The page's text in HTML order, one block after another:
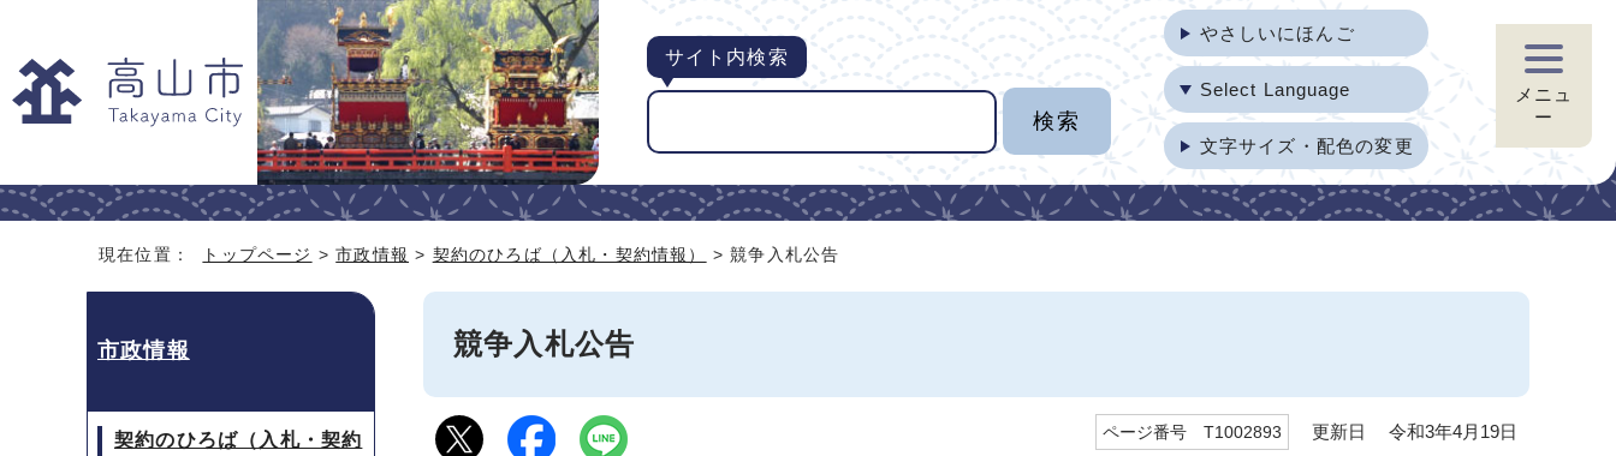
サイト内検索
やさしいにほんご
Select Language
文字サイズ・配色の変更
メニュ
ー
現在位置： トップページ >市政情報 > 契約のひろば（入札・契約情報） > 競争入札公告
競争入札公告
ページ番号 T1002893 更新日 令和3年4月19日
市政情報
契約のひろば（入札・契約